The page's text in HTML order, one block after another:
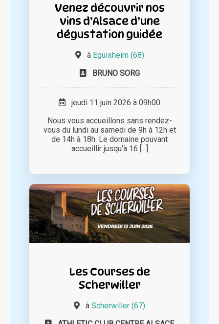
Venez découvrir nos
vins d’Alsace d’une
dégustation guidée
à Eguisheim (68)
BRUNO SORG
jeudi 11 juin 2026 à 09h00
Nous vous accueillons sans rendez-
vous du lundi au samedi de 9h à 12h et
de 14h à 18h. Le domaine pouvant
accueillir jusqu'à 16 [...]
Les Courses de
Scherwiller
à Scherwiller (67)